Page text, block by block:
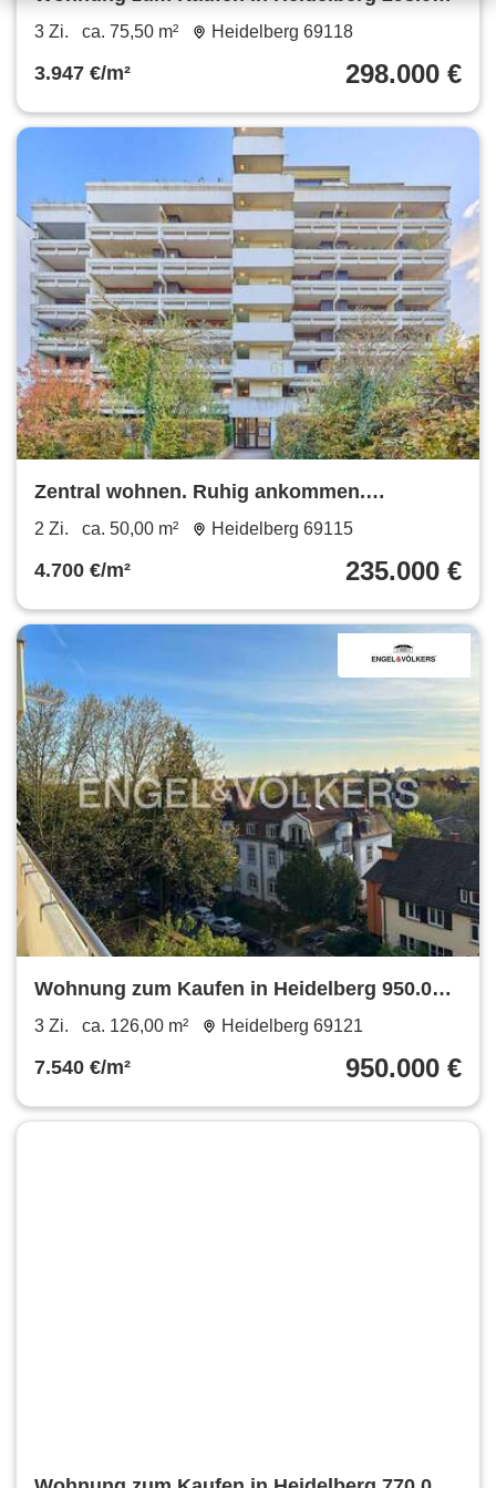
€ 75.5 m²
3 Zi. ca. 75,50 m² Heidelberg 69118
3.947 €/m² 298.000 €
Zentral wohnen. Ruhig ankommen.
Zukunftssicher investieren.
2 Zi. ca. 50,00 m² Heidelberg 69115
4.700 €/m² 235.000 €
Wohnung zum Kaufen in Heidelberg 950.000
€ 126 m²
3 Zi. ca. 126,00 m² Heidelberg 69121
7.540 €/m² 950.000 €